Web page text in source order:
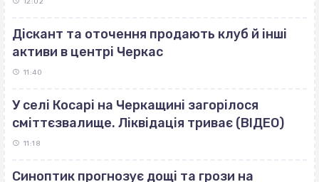
Діскант та оточення продають клуб й інші
активи в центрі Черкас
11:40
У селі Косарі на Черкащині загорілося
сміттєзвалище. Ліквідація триває (ВІДЕО)
11:18
Синоптик прогнозує дощі та грози на